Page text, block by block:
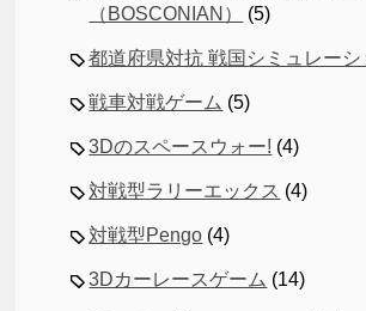
（BOSCONIAN）
(5)
都道府県対抗 戦国シミュレーシ
戦車対戦ゲーム (5)
3Dのスペースウォー! (4)
対戦型ラリーエックス (4)
対戦型Pengo (4)
3Dカーレースゲーム (14)